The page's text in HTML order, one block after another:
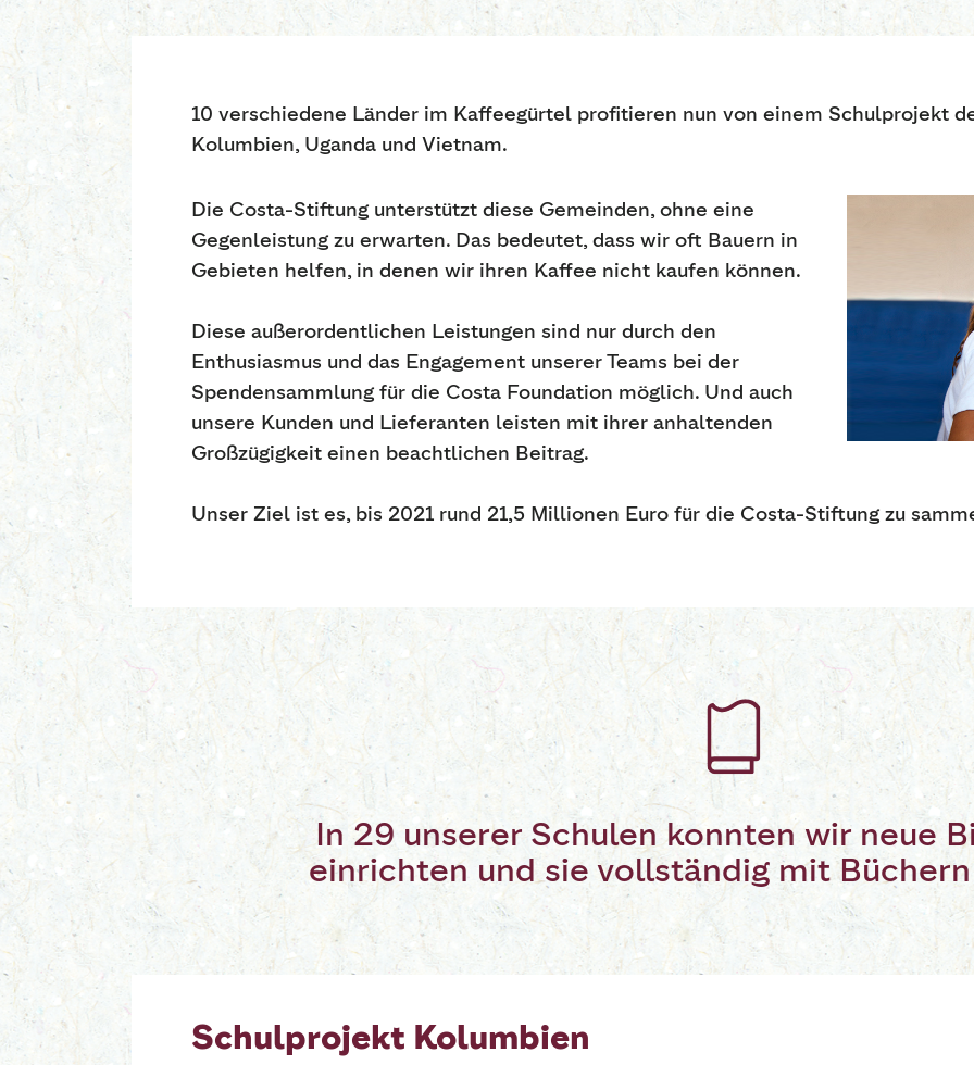
10 verschiedene Länder im Kaffeegürtel profitieren nun von einem Schulprojekt
Kolumbien, Uganda und Vietnam.
Die Costa-Stiftung unterstützt diese Gemeinden, ohne eine
Gegenleistung zu erwarten. Das bedeutet, dass wir oft Bauern in
Gebieten helfen, in denen wir ihren Kaffee nicht kaufen können.
Diese außerordentlichen Leistungen sind nur durch den
Enthusiasmus und das Engagement unserer Teams bei der
Spendensammlung für die Costa Foundation möglich. Und auch
unsere Kunden und Lieferanten leisten mit ihrer anhaltenden
Großzügigkeit einen beachtlichen Beitrag.
Unser Ziel ist es, bis 2021 rund 21,5 Millionen Euro für die Costa-Stiftung zu
In 29 unserer Schulen konnten wir neue
einrichten und sie vollständig mit
Schulprojekt Kolumbien